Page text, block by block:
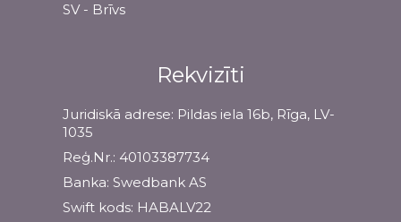
SV - Brīvs
Rekvizīti
Juridiskā adrese: Pildas iela 16b, Rīga, LV-
1035
Reģ.Nr.: 40103387734
Banka: Swedbank AS
Swift kods: HABALV22